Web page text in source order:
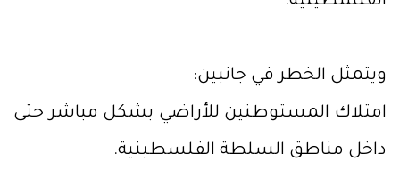
ويتمثل الخطر في جانبين:
امتلاك المستوطنين للأراضي بشكل مباشر حتى
داخل مناطق السلطة الفلسطينية.